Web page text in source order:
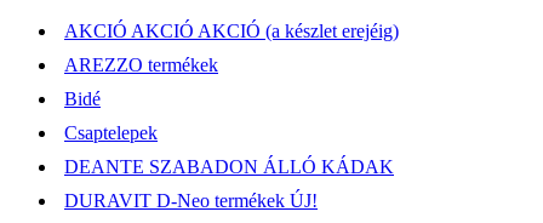
AKCIÓ AKCIÓ AKCIÓ (a készlet erejéig)
AREZZO termékek
Bidé
Csaptelepek
DEANTE SZABADON ÁLLÓ KÁDAK
DURAVIT D-Neo termékek ÚJ!